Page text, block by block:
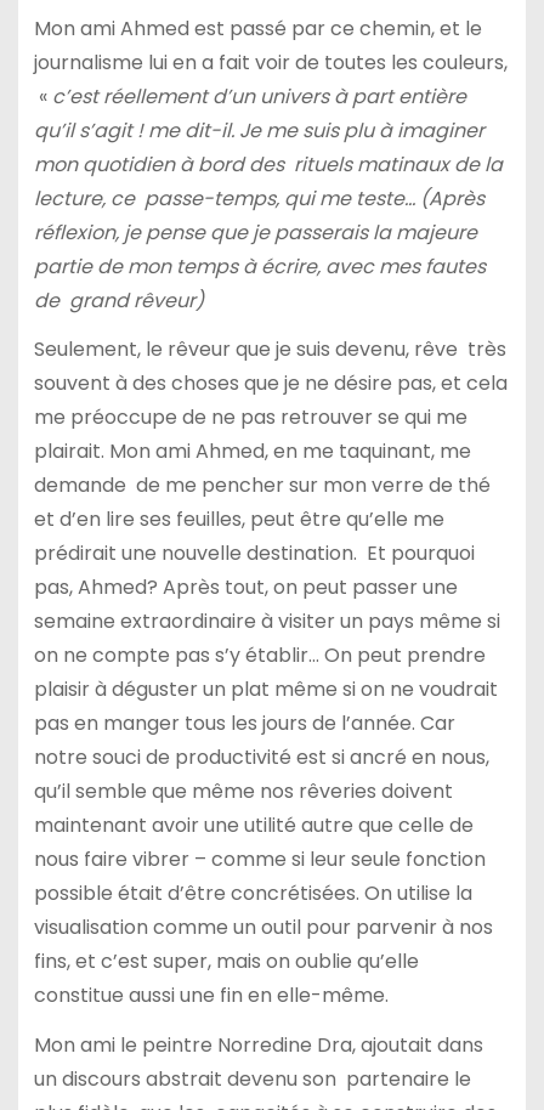
Mon ami Ahmed est passé par ce chemin, et le
journalisme lui en a fait voir de toutes les couleurs,
« c’est réellement d’un univers à part entière
qu’il s’agit ! me dit-il. Je me suis plu à imaginer
mon quotidien à bord des rituels matinaux de la
lecture, ce passe-temps, qui me teste… (Après
réflexion, je pense que je passerais la majeure
partie de mon temps à écrire, avec mes fautes
de grand rêveur)
Seulement, le rêveur que je suis devenu, rêve très
souvent à des choses que je ne désire pas, et cela
me préoccupe de ne pas retrouver se qui me
plairait. Mon ami Ahmed, en me taquinant, me
demande de me pencher sur mon verre de thé
et d’en lire ses feuilles, peut être qu’elle me
prédirait une nouvelle destination. Et pourquoi
pas, Ahmed? Après tout, on peut passer une
semaine extraordinaire à visiter un pays même si
on ne compte pas s’y établir… On peut prendre
plaisir à déguster un plat même si on ne voudrait
pas en manger tous les jours de l’année. Car
notre souci de productivité est si ancré en nous,
qu’il semble que même nos rêveries doivent
maintenant avoir une utilité autre que celle de
nous faire vibrer – comme si leur seule fonction
possible était d’être concrétisées. On utilise la
visualisation comme un outil pour parvenir à nos
fins, et c’est super, mais on oublie qu’elle
constitue aussi une fin en elle-même.
Mon ami le peintre Norredine Dra, ajoutait dans
un discours abstrait devenu son partenaire le